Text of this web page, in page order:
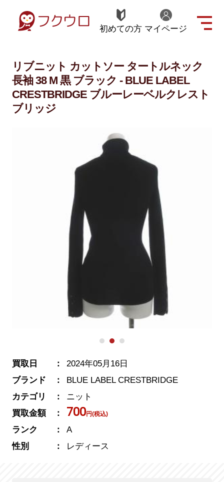
初めての方 マイページ
リブニット カットソー タートルネック
長袖 38 M 黒 ブラック - BLUE LABEL
CRESTBRIDGE ブルーレーベルクレスト
ブリッジ
買取日
2024年05月16日
ブランド
BLUE LABEL CRESTBRIDGE
カテゴリ
ニット
買取金額
700円(税込)
ランク
A
性別
レディース